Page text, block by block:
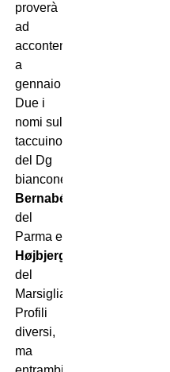
proverà
ad
accontentarlo
a
gennaio…
Due i
nomi sul
taccuino
del Dg
bianconero:
Bernabé
del
Parma e
Højbjerg
del
Marsiglia.
Profili
diversi,
ma